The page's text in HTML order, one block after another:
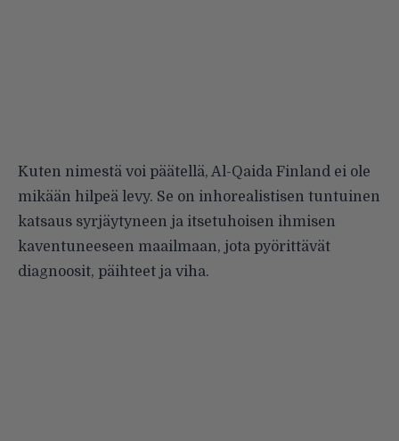
Kuten nimestä voi päätellä, Al-Qaida Finland ei ole
mikään hilpeä levy. Se on inhorealistisen tuntuinen
katsaus syrjäytyneen ja itsetuhoisen ihmisen
kaventuneeseen maailmaan, jota pyörittävät
diagnoosit, päihteet ja viha.